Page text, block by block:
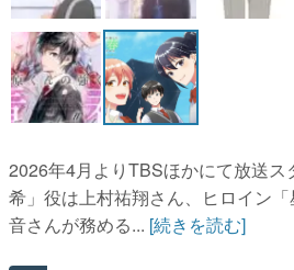
2026年4月よりTBSほかにて放送ス
希」役は上村祐翔さん、ヒロイン
音さんが務める... [続きを読む]